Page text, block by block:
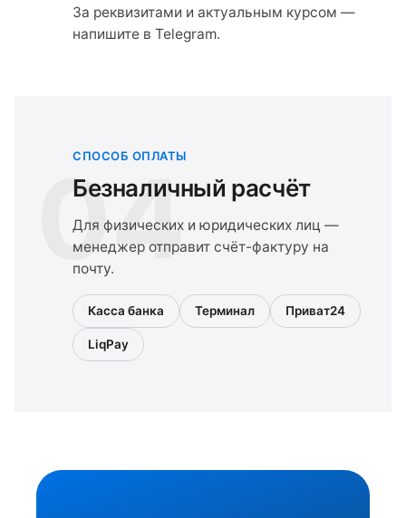
За реквизитами и актуальным курсом —
напишите в Telegram.
04
СПОСОБ ОПЛАТЫ
Безналичный расчёт
Для физических и юридических лиц —
менеджер отправит счёт-фактуру на
почту.
Касса банка Терминал Приват24
LiqPay